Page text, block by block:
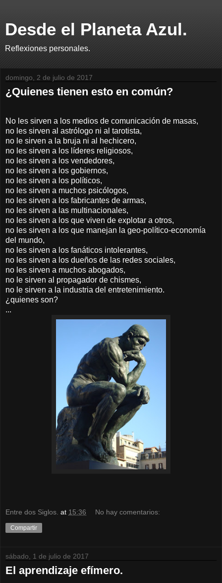
Desde el Planeta Azul.
Reflexiones personales.
domingo, 2 de julio de 2017
¿Quienes tienen esto en común?
No les sirven a los medios de comunicación de masas,
no les sirven al astrólogo ni al tarotista,
no le sirven a la bruja ni al hechicero,
no les sirven a los líderes religiosos,
no les sirven a los vendedores,
no les sirven a los gobiernos,
no les sirven a los políticos,
no les sirven a muchos psicólogos,
no les sirven a los fabricantes de armas,
no les sirven a las multinacionales,
no les sirven a los que viven de explotar a otros,
no les sirven a los que manejan la geo-político-economía
del mundo,
no les sirven a los fanáticos intolerantes,
no les sirven a los dueños de las redes sociales,
no les sirven a muchos abogados,
no le sirven al propagador de chismes,
no le sirven a la industria del entretenimiento.
¿quienes son?
...
Entre dos Siglos. at 15:36 No hay comentarios:
Compartir
sábado, 1 de julio de 2017
El aprendizaje efímero.